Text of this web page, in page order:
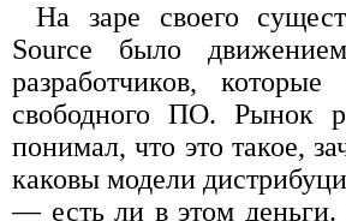
На заре своего
Source было
разработчиков,
свободного ПО. Рынок
понимал, что это такое,
каковы модели
— есть ли в этом деньги.